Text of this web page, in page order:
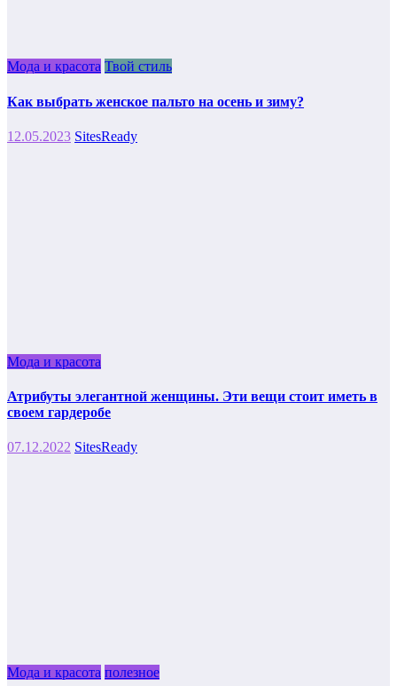
Мода и красота Твой стиль
Как выбрать женское пальто на осень и зиму?
12.05.2023 SitesReady
Мода и красота
Атрибуты элегантной женщины. Эти вещи стоит иметь в
своем гардеробе
07.12.2022 SitesReady
Мода и красота полезное